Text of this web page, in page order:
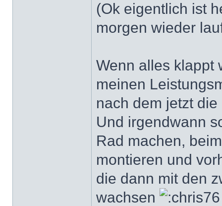
(Ok eigentlich ist
morgen wieder
Wenn alles klappt
meinen
nach dem jetzt
Und irgendwann
Rad machen,
montieren und
die dann mit den
wachsen